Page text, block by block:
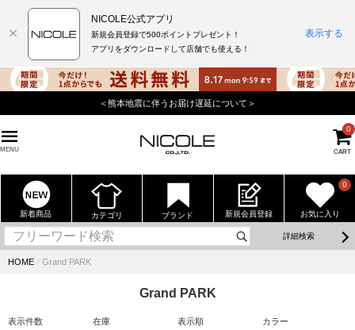
＜熊本地震に伴うお届け遅延について＞
MENU CART
0
新着商品 カテゴリ ブランド 新規会員登録 お気に入り
0
詳細検索
HOME ⁄ Grand PARK
Grand PARK
表示件数 在庫 表示順 カラー
NICOLE公式アプリ
新規会員登録で500ポイントプレゼント！
アプリをダウンロードして店舗でも使える！
表示する